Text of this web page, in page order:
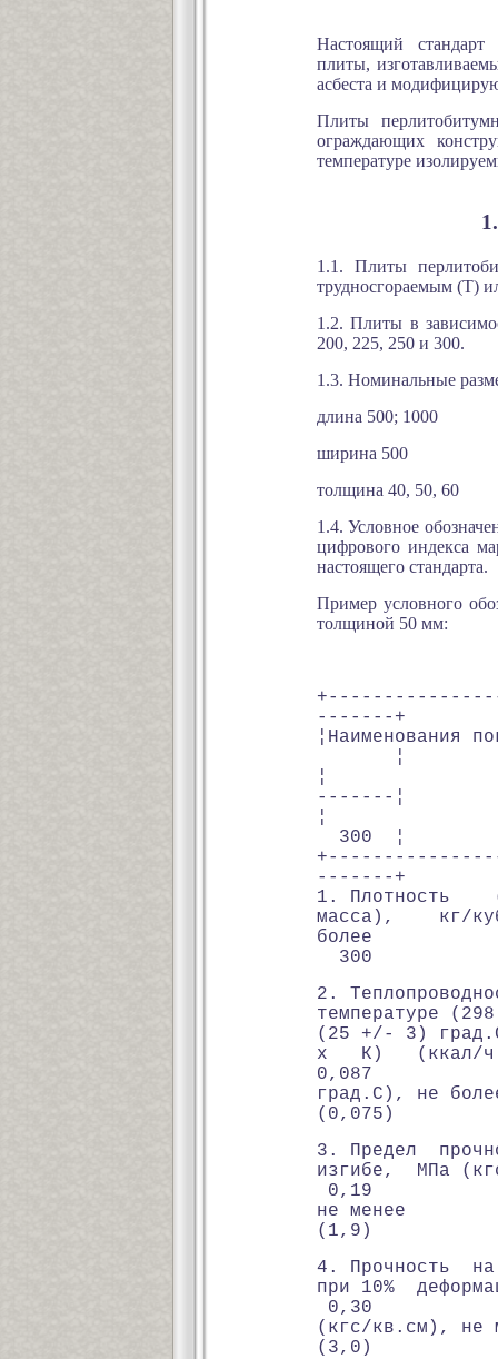
Настоящий стандарт
плиты,
асбеста и
Плиты
ограждающих
температуре
1.1. Плиты
трудносгораемым (Т)
1.2. Плиты в
200, 225, 250 и 300.
1.3. Номинальные
длина 500; 1000
ширина 500
толщина 40, 50, 60
1.4. Условное
цифрового индекса
настоящего стандарта.
Пример условного
толщиной 50 мм:
-------+
¦
¦
-------¦
¦ ¦
300 ¦
-------+
1. Плотность
масса), кг/
300
2.
температуре
(25 +/- 3)
х К)
0,087
град.С),
(0,075)
3. Предел
изгибе,
0,19
не
(1,9)
4. Прочность
при 10%
0,30
(кгс/
(3,0)